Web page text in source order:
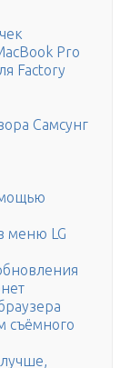
Pro
Factory
Самсунг
меню LG
съёмного
лучше,